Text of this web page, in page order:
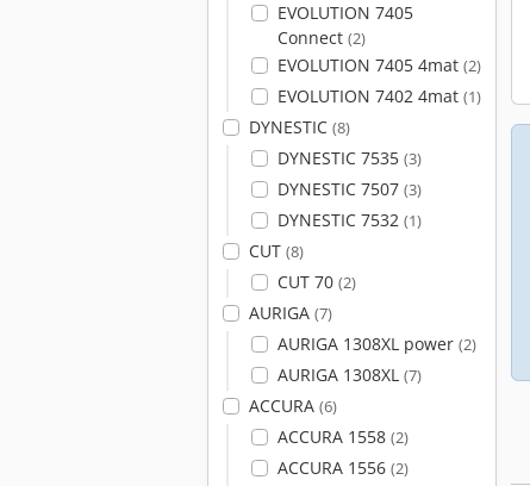
EVOLUTION 7405
Connect (2)
EVOLUTION 7405 4mat (2)
EVOLUTION 7402 4mat (1)
DYNESTIC (8)
DYNESTIC 7535 (3)
DYNESTIC 7507 (3)
DYNESTIC 7532 (1)
CUT (8)
CUT 70 (2)
AURIGA (7)
AURIGA 1308XL power (2)
AURIGA 1308XL (7)
ACCURA (6)
ACCURA 1558 (2)
ACCURA 1556 (2)